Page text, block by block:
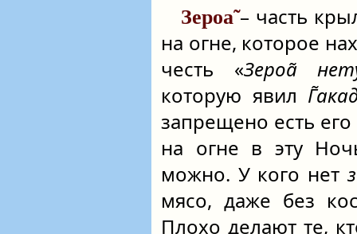
Зероа̃– часть
на огне, которое
честь «Зероа̃
которую явил
запрещено есть
на огне в эту
можно. У кого нет
мясо, даже без
Плохо делают те,